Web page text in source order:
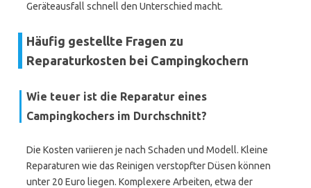
Geräteausfall schnell den Unterschied macht.
Häufig gestellte Fragen zu
Reparaturkosten bei Campingkochern
Wie teuer ist die Reparatur eines
Campingkochers im Durchschnitt?
Die Kosten variieren je nach Schaden und Modell. Kleine
Reparaturen wie das Reinigen verstopfter Düsen können
unter 20 Euro liegen. Komplexere Arbeiten, etwa der